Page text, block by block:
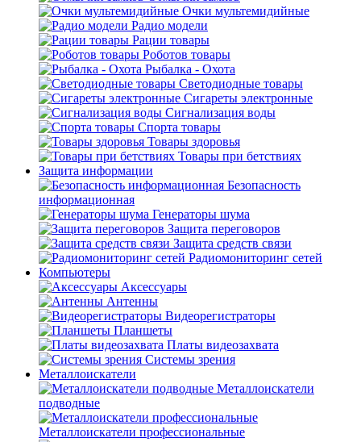
Очки мультемидийные
Радио модели
Рации товары
Роботов товары
Рыбалка - Охота
Светодиодные товары
Сигареты электронные
Сигнализация воды
Спорта товары
Товары здоровья
Товары при бетствиях
Защита информации
Безопасность
информационная
Генераторы шума
Защита переговоров
Защита средств связи
Радиомониторинг сетей
Компьютеры
Аксессуары
Антенны
Видеорегистраторы
Планшеты
Платы видеозахвата
Системы зрения
Металлоискатели
Металлоискатели
подводные
Металлоискатели профессиональные